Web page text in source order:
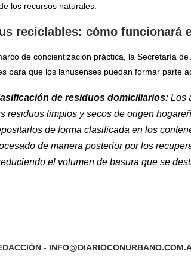
los recursos naturales.
reciclables: cómo funcionará
de concientización práctica, la Secretaría
para que los lanusenses puedan formar parte
de residuos domiciliarios:Los
residuos limpios y secos de origen
de forma clasificada en los
de manera posterior por los
el volumen de basura que se
-